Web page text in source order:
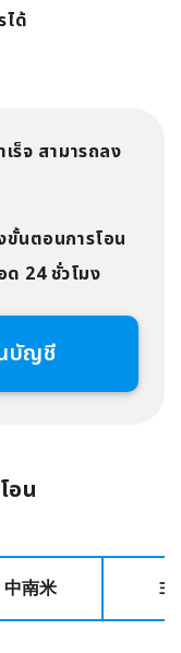
ได้
ร็จ สามารถลง
นตอนการโอน
ด 24 ชั่วโมง
บัญชี
อน
南米 ヨ